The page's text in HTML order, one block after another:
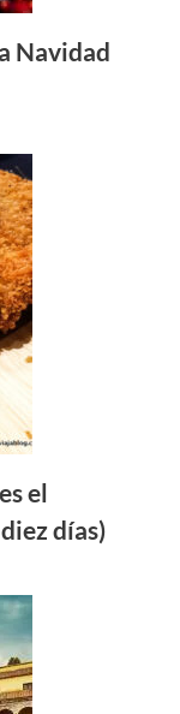
Navidad
el
días)